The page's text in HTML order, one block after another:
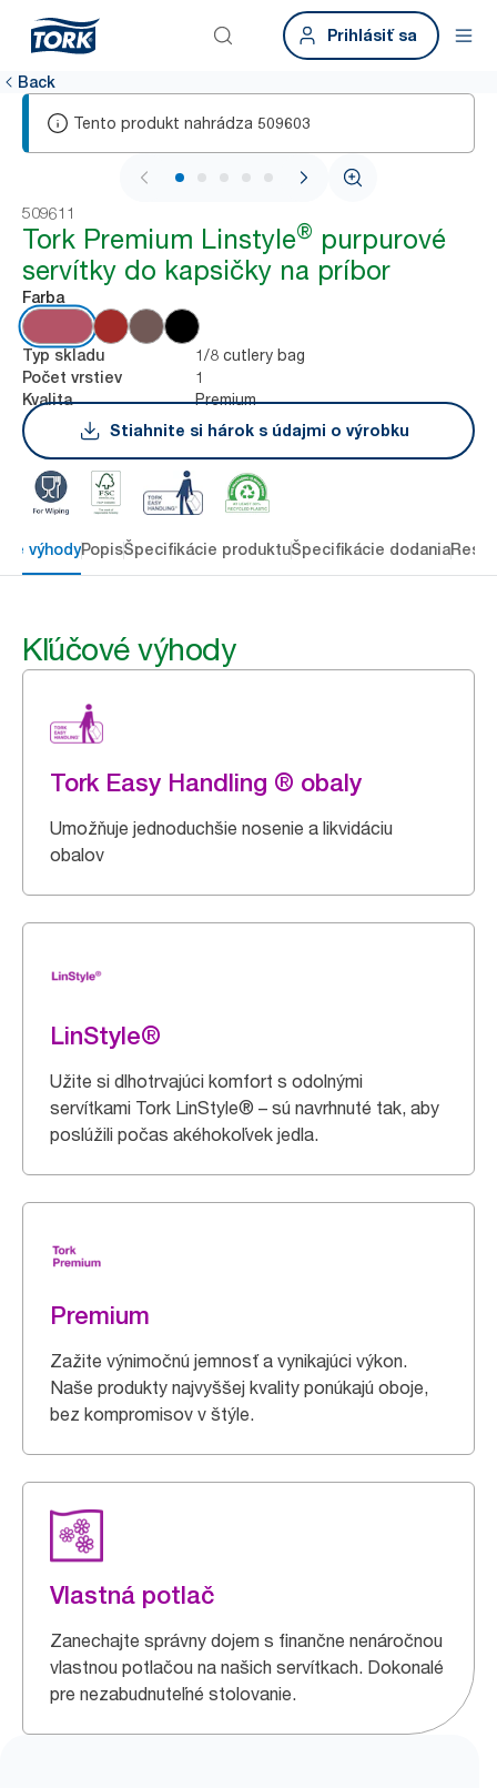
Prihlásiť sa
Back
Tento produkt nahrádza 509603
1 / 5
509611
Tork Premium Linstyle® purpurové
servítky do kapsičky na príbor
Farba
Typ skladu 1/8 cutlery bag
Počet vrstiev 1
Kvalita
Premium
Stiahnite si hárok s údajmi o výrobku
výhodyPopisŠpecifikácie produktuŠpecifikácie dodania
Kľúčové výhody
Tork Easy Handling ® obaly
Umožňuje jednoduchšie nosenie a likvidáciu
obalov
LinStyle®
Užite si dlhotrvajúci komfort s odolnými
servítkami Tork LinStyle® – sú navrhnuté tak, aby
poslúžili počas akéhokoľvek jedla.
Premium
Zažite výnimočnú jemnosť a vynikajúci výkon.
Naše produkty najvyššej kvality ponúkajú oboje,
bez kompromisov v štýle.
Vlastná potlač
Zanechajte správny dojem s finančne nenáročnou
vlastnou potlačou na našich servítkach. Dokonalé
pre nezabudnuteľné stolovanie.